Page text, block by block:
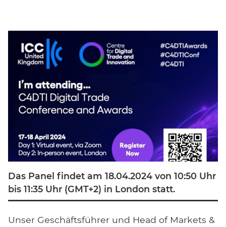
Das Panel findet am 18.04.2024 von 10:50 Uhr
bis 11:35 Uhr (GMT+2) in London statt.
Unser Geschäftsführer und Head of Markets &